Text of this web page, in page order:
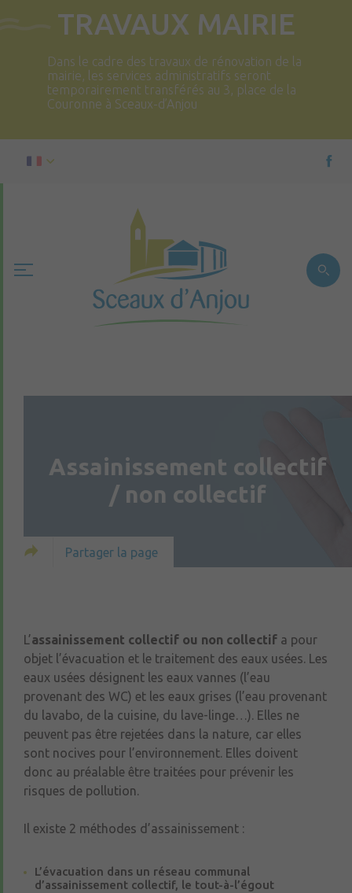
TRAVAUX MAIRIE
Dans le cadre des travaux de rénovation de la
mairie, les services administratifs seront
temporairement transférés au 3, place de la
Couronne à Sceaux-d’Anjou
Assainissement collectif
/ non collectif
Partager la page
L’assainissement collectif ou non collectif a pour
objet l’évacuation et le traitement des eaux usées. Les
eaux usées désignent les eaux vannes (l’eau
provenant des WC) et les eaux grises (l’eau provenant
du lavabo, de la cuisine, du lave-linge…). Elles ne
peuvent pas être rejetées dans la nature, car elles
sont nocives pour l’environnement. Elles doivent
donc au préalable être traitées pour prévenir les
risques de pollution.
Il existe 2 méthodes d’assainissement :
L’évacuation dans un réseau communal
d’assainissement collectif, le tout-à-l’égout